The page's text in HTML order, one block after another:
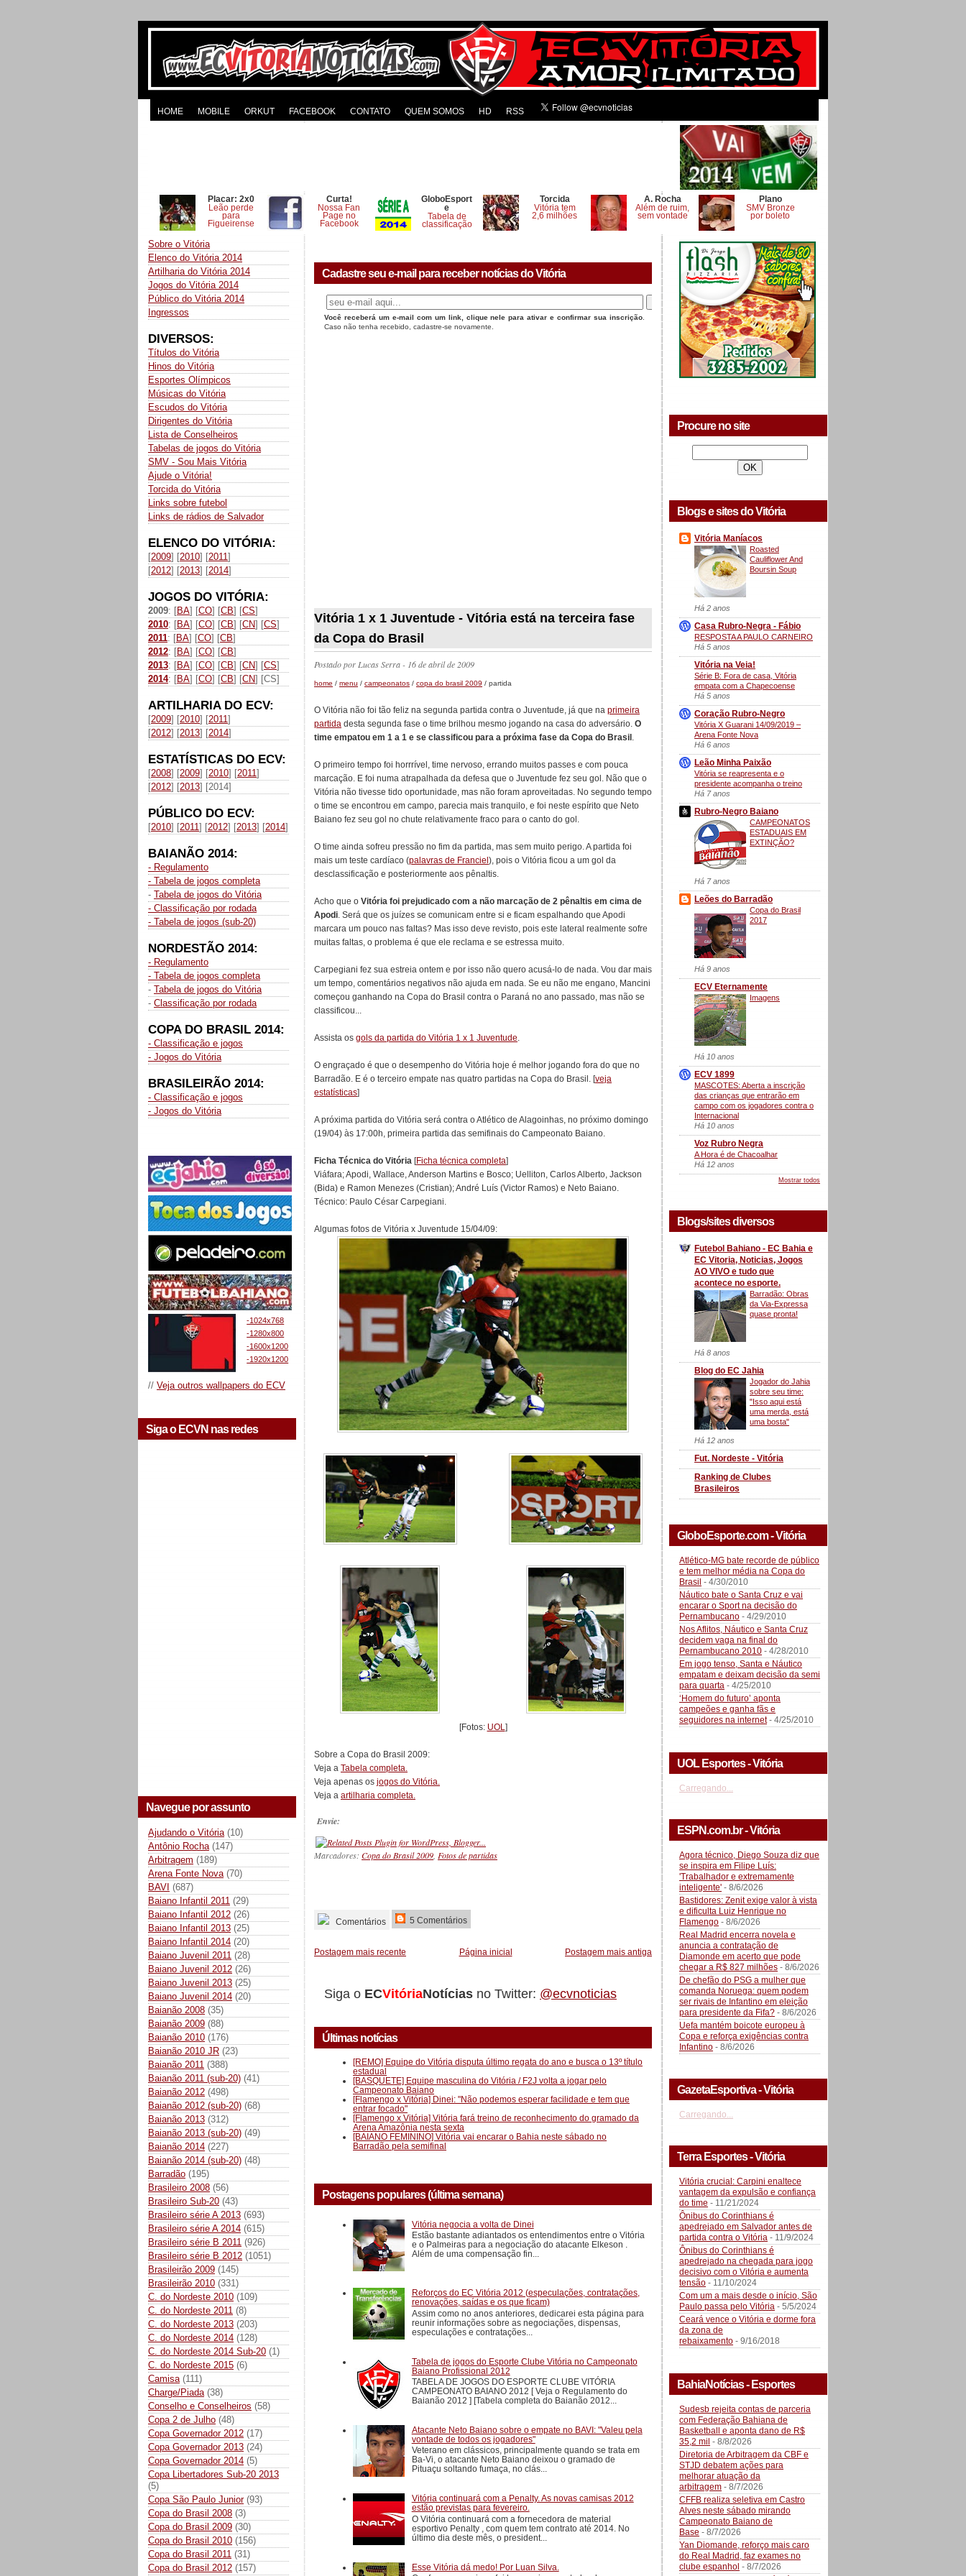
HOME MOBILE ORKUT FACEBOOK CONTATO QUEM SOMOS HD RSS
Placar: 2x0
Leão perde
para
Figueirense
Curta!
Nossa Fan
Page no
Facebook
GloboEsport
e
Tabela de
classificação
Torcida
Vitória tem
2,6 milhões
A. Rocha
Além de ruim,
sem vontade
Plano
SMV Bronze
por boleto
Sobre o Vitória
Elenco do Vitória 2014
Artilharia do Vitória 2014
Jogos do Vitória 2014
Público do Vitória 2014
Ingressos
DIVERSOS:
Títulos do Vitória
Hinos do Vitória
Esportes Olímpicos
Músicas do Vitória
Escudos do Vitória
Dirigentes do Vitória
Lista de Conselheiros
Tabelas de jogos do Vitória
SMV - Sou Mais Vitória
Ajude o Vitória!
Torcida do Vitória
Links sobre futebol
Links de rádios de Salvador
ELENCO DO VITÓRIA:
[2009] [2010] [2011]
[2012] [2013] [2014]
JOGOS DO VITÓRIA:
2009: [BA] [CO] [CB] [CS]
2010: [BA] [CO] [CB] [CN] [CS]
2011: [BA] [CO] [CB]
2012: [BA] [CO] [CB]
2013: [BA] [CO] [CB] [CN] [CS]
2014: [BA] [CO] [CB] [CN] [CS]
ARTILHARIA DO ECV:
[2009] [2010] [2011]
[2012] [2013] [2014]
ESTATÍSTICAS DO ECV:
[2008] [2009] [2010] [2011]
[2012] [2013] [2014]
PÚBLICO DO ECV:
[2010] [2011] [2012] [2013] [2014]
BAIANÃO 2014:
- Regulamento
- Tabela de jogos completa
- Tabela de jogos do Vitória
- Classificação por rodada
- Tabela de jogos (sub-20)
NORDESTÃO 2014:
- Regulamento
- Tabela de jogos completa
- Tabela de jogos do Vitória
- Classificação por rodada
COPA DO BRASIL 2014:
- Classificação e jogos
- Jogos do Vitória
BRASILEIRÃO 2014:
- Classificação e jogos
- Jogos do Vitória
-1024x768
-1280x800
-1600x1200
-1920x1200
// Veja outros wallpapers do ECV
Siga o ECVN nas redes
Navegue por assunto
Ajudando o Vitória (10)
Antônio Rocha (147)
Arbitragem (189)
Arena Fonte Nova (70)
BAVI (687)
Baiano Infantil 2011 (29)
Baiano Infantil 2012 (26)
Baiano Infantil 2013 (25)
Baiano Infantil 2014 (20)
Baiano Juvenil 2011 (28)
Baiano Juvenil 2012 (26)
Baiano Juvenil 2013 (25)
Baiano Juvenil 2014 (20)
Baianão 2008 (35)
Baianão 2009 (88)
Baianão 2010 (176)
Baianão 2010 JR (23)
Baianão 2011 (388)
Baianão 2011 (sub-20) (41)
Baianão 2012 (498)
Baianão 2012 (sub-20) (68)
Baianão 2013 (312)
Baianão 2013 (sub-20) (49)
Baianão 2014 (227)
Baianão 2014 (sub-20) (48)
Barradão (195)
Brasileiro 2008 (56)
Brasileiro Sub-20 (43)
Brasileiro série A 2013 (693)
Brasileiro série A 2014 (615)
Brasileiro série B 2011 (926)
Brasileiro série B 2012 (1051)
Brasileirão 2009 (145)
Brasileirão 2010 (331)
C. do Nordeste 2010 (109)
C. do Nordeste 2011 (8)
C. do Nordeste 2013 (203)
C. do Nordeste 2014 (128)
C. do Nordeste 2014 Sub-20 (1)
C. do Nordeste 2015 (6)
Camisa (111)
Charge/Piada (38)
Conselho e Conselheiros (58)
Copa 2 de Julho (48)
Copa Governador 2012 (17)
Copa Governador 2013 (24)
Copa Governador 2014 (5)
Copa Libertadores Sub-20 2013
(5)
Copa São Paulo Junior (93)
Copa do Brasil 2008 (3)
Copa do Brasil 2009 (30)
Copa do Brasil 2010 (156)
Copa do Brasil 2011 (31)
Copa do Brasil 2012 (157)
Cadastre seu e-mail para receber notícias do Vitória
Você receberá um e-mail com um link, clique nele para ativar e confirmar sua inscrição
Caso não tenha recebido, cadastre-se novamente.
Vitória 1 x 1 Juventude - Vitória está na terceira fase
da Copa do Brasil
Postado porLucas Serra- 16 de abril de 2009
home / menu / campeonatos / copa do brasil 2009 / partida
O Vitória não foi tão feliz na segunda partida contra o Juventude, já que na primeira
partida desta segunda fase o time brilhou mesmo jogando na casa do adversário. O
time empatou em 1 a 1 e se classificou para a próxima fase da Copa do Brasil .
O primeiro tempo foi horrrível, time nervoso, errando muitos passes e com pouca
marcação. E foi numa atrapalhada da defesa que o Juventude fez seu gol. Não que o
Vitória não tivesse tido oportunidade, mas não foram aproveitadas. No segundo tempo
o time se encontrou em campo, parecia mais tranquilo, e foi neste espírito que Neto
Baiano fez seu gol no chute relativamente fraco para o canto do gol.
O time ainda sofreu pressão no fim da partida, mas sem muito perigo. A partida foi
mais um teste cardíaco (palavras de Franciel ), pois o Vitória ficou a um gol da
desclassificação e posteriormente aos pênaltis.
Acho que o Vitória foi prejudicado com a não marcação de 2 pênaltis em cima de
Apodi. Será que os juízes se comunicam entre si e ficam espalhando que Apodi
marcara um pouco nas faltas? Mas isso deve revisto, pois este lateral realmente sofre
muitas faltas, o problema é que ele reclama e se estressa muito.
Carpegiani fez sua estreia ontem e por isso não quero acusá-lo de nada. Vou dar mais
um tempo, comentários negativos não ajuda em nada. Se eu não me engano, Mancini
começou ganhando na Copa do Brasil contra o Paraná no ano passado, mas não se
classificou...
Assista os gols da partida do Vitória 1 x 1 Juventude.
O engraçado é que o desempenho do Vitória hoje é melhor jogando fora do que no
Barradão. E é o terceiro empate nas quatro partidas na Copa do Brasil. [veja
estatísticas]
A próxima partida do Vitória será contra o Atlético de Alagoinhas, no próximo domingo
(19/04) às 17:00h, primeira partida das semifinais do Campeonato Baiano.
Ficha Técnica do Vitória [Ficha técnica completa]
Viáfara; Apodi, Wallace, Anderson Martins e Bosco; Uelliton, Carlos Alberto, Jackson
(Bida) e Ramon Menezes (Cristian); André Luís (Victor Ramos) e Neto Baiano.
Técnico: Paulo César Carpegiani.
Algumas fotos de Vitória x Juventude 15/04/09:
[Fotos: UOL]
Sobre a Copa do Brasil 2009:
Veja a Tabela completa.
Veja apenas os jogos do Vitória.
Veja a artilharia completa.
Envie:
Marcadores: Copa do Brasil 2009, Fotos de partidas
Comentários 5 Comentários
Postagem mais recente Postagem mais antiga
Página inicial
Siga o ECVitóriaNotícias no Twitter: @ecvnoticias
Últimas notícias
[REMO] Equipe do Vitória disputa último regata do ano e busca o 13º título
estadual
[BASQUETE] Equipe masculina do Vitória / F2J volta a jogar pelo
Campeonato Baiano
[Flamengo x Vitória] Dinei: "Não podemos esperar facilidade e tem que
entrar focado"
[Flamengo x Vitória] Vitória fará treino de reconhecimento do gramado da
Arena Amazônia nesta sexta
[BAIANO FEMININO] Vitória vai encarar o Bahia neste sábado no
Barradão pela semifinal
Postagens populares (última semana)
Vitória negocia a volta de Dinei
Estão bastante adiantados os entendimentos entre o Vitória
e o Palmeiras para a negociação do atacante Elkeson .
Além de uma compensação fin...
Reforços do EC Vitória 2012 (especulações, contratações,
renovações, saídas e os que ficam)
Assim como no anos anteriores, dedicarei esta página para
reunir informações sobre as negociações, dispensas,
especulações e contratações...
Tabela de jogos do Esporte Clube Vitória no Campeonato
Baiano Profissional 2012
TABELA DE JOGOS DO ESPORTE CLUBE VITÓRIA
CAMPEONATO BAIANO 2012 [ Veja o Regulamento do
Baianão 2012 ] [Tabela completa do Baianão 2012...
Atacante Neto Baiano sobre o empate no BAVI: "Valeu pela
vontade de todos os jogadores"
Veterano em clássicos, principalmente quando se trata em
Ba-Vi, o atacante Neto Baiano deixou o gramado de
Pituaçu soltando fumaça, no clás...
Vitória continuará com a Penalty. As novas camisas 2012
estão previstas para fevereiro.
O Vitória continuará com a fornecedora de material
esportivo Penalty , com quem tem contrato até 2014. No
último dia deste mês, o president...
Esse Vitória dá medo! Por Luan Silva.
Procure no site
Blogs e sites do Vitória
Vitória Maníacos
Roasted
Cauliflower And
Boursin Soup
Há 2 anos
Casa Rubro-Negra - Fábio
RESPOSTA A PAULO CARNEIRO
Há 5 anos
Vitória na Veia!
Série B: Fora de casa, Vitória
empata com a Chapecoense
Há 5 anos
Coração Rubro-Negro
Vitória X Guarani 14/09/2019 –
Arena Fonte Nova
Há 6 anos
Leão Minha Paixão
Vitória se reapresenta e o
presidente acompanha o treino
Há 7 anos
Rubro-Negro Baiano
CAMPEONATOS
ESTADUAIS EM
EXTINÇÃO?
Há 7 anos
Leões do Barradão
Copa do Brasil
2017
Há 9 anos
ECV Eternamente
Imagens
Há 10 anos
ECV 1899
MASCOTES: Aberta a inscrição
das crianças que entrarão em
campo com os jogadores contra o
Internacional
Há 10 anos
Voz Rubro Negra
A Hora é de Chacoalhar
Há 12 anos
Mostrar todos
Blogs/sites diversos
Futebol Bahiano - EC Bahia e
EC Vitoria, Noticias, Jogos
AO VIVO e tudo que
acontece no esporte.
Barradão: Obras
da Via-Expressa
quase pronta!
Há 8 anos
Blog do EC Jahia
Jogador do Jahia
sobre seu time:
"Isso aqui está
uma merda, está
uma bosta"
Há 12 anos
Fut. Nordeste - Vitória
Ranking de Clubes
Brasileiros
GloboEsporte.com - Vitória
Atlético-MG bate recorde de público
e tem melhor média na Copa do
Brasil - 4/30/2010
Náutico bate o Santa Cruz e vai
encarar o Sport na decisão do
Pernambucano - 4/29/2010
Nos Aflitos, Náutico e Santa Cruz
decidem vaga na final do
Pernambucano 2010 - 4/28/2010
Em jogo tenso, Santa e Náutico
empatam e deixam decisão da semi
para quarta - 4/25/2010
‘Homem do futuro’ aponta
campeões e ganha fãs e
seguidores na internet- 4/25/2010
UOL Esportes - Vitória
Carregando...
ESPN.com.br - Vitória
Agora técnico, Diego Souza diz que
se inspira em Filipe Luís:
'Trabalhador e extremamente
inteligente' - 8/6/2026
Bastidores: Zenit exige valor à vista
e dificulta Luiz Henrique no
Flamengo - 8/6/2026
Real Madrid encerra novela e
anuncia a contratação de
Diamonde em acerto que pode
chegar a R$ 827 milhões - 8/6/2026
De chefão do PSG a mulher que
comanda Noruega: quem podem
ser rivais de Infantino em eleição
para presidente da Fifa? - 8/6/2026
Uefa mantém boicote europeu à
Copa e reforça exigências contra
Infantino - 8/6/2026
GazetaEsportiva - Vitória
Carregando...
Terra Esportes - Vitória
Vitória crucial: Carpini enaltece
vantagem da expulsão e confiança
do time - 11/21/2024
Ônibus do Corinthians é
apedrejado em Salvador antes de
partida contra o Vitória - 11/9/2024
Ônibus do Corinthians é
apedrejado na chegada para jogo
decisivo com o Vitória e aumenta
tensão - 11/10/2024
Com um a mais desde o início, São
Paulo passa pelo Vitória - 5/5/2024
Ceará vence o Vitória e dorme fora
da zona de
rebaixamento - 9/16/2018
BahiaNotícias - Esportes
Sudesb rejeita contas de parceria
com Federação Bahiana de
Basketball e aponta dano de R$
35,2 mil - 8/8/2026
Diretoria de Arbitragem da CBF e
STJD debatem ações para
melhorar atuação da
arbitragem - 8/7/2026
CFFB realiza seletiva em Castro
Alves neste sábado mirando
Campeonato Baiano de
Base - 8/7/2026
Yan Diomande, reforço mais caro
do Real Madrid, faz exames no
clube espanhol - 8/7/2026